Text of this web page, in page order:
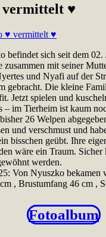
vermittelt ♥
befindet sich seit dem
zusammen mit seiner
und Nyafi auf der
gebracht. Die kleine
Jetzt spielen und
– im Tierheim ist kaum
26 Welpen
und verschmust und
bisschen geübt. Ihre
wäre ein Traum.
werden.
Von Nyuszko
, Brustumfang 46 cm ,
Fotoalbum